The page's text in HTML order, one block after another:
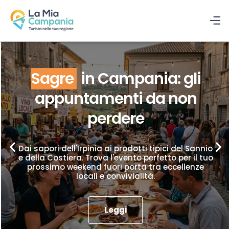
Sagre in Campania: gli
appuntamenti da non
perdere
Dai sapori dell'Irpinia ai prodotti tipici del Sannio
e della Costiera. Trova l'evento perfetto per il tuo
prossimo weekend fuori porta tra eccellenze
locali e convivialità.
Leggi